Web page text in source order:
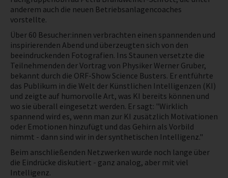
PRÜFING
anderem auch die neuen Betriebsanlagencoaches
vorstellte.
Über 60 Besucher:innen verbrachten einen spannenden und
inspirierenden Abend und überzeugten sich von den
beeindruckenden Fotografien. Ins Staunen versetzte die
Teilnehmenden der Vortrag von Physiker Werner Gruber,
bekannt durch die ORF-Show Science Busters. Er entführte
das Publikum in die Welt der Künstlichen Intelligenzen (KI)
und zeigte auf humorvolle Art, was KI bereits können und
wo sie überall eingesetzt werden. Er sagt: "Wirklich
spannend wird es, wenn man zur KI zusätzlich Motivationen
oder Emotionen hinzufügt und das Gehirn als Vorbild
nimmt - dann sind wir in der synthetischen Intelligenz."
Beim anschließenden Netzwerken wurde noch lange über
die Eindrücke diskutiert - ganz analog, aber mit viel
Intelligenz.